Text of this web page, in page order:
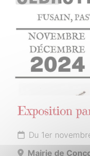
Exposition
Du 1er
Mairie de